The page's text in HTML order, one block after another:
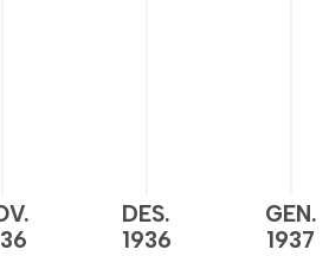
DES.
1936
GEN.
1937